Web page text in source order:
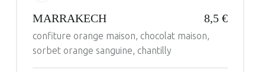
MARRAKECH 8,5 €
confiture orange maison, chocolat maison,
sorbet orange sanguine, chantilly